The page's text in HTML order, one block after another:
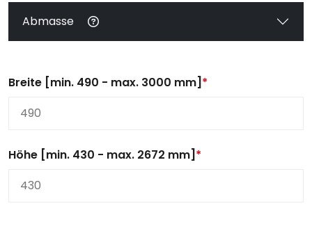
Abmasse
Breite [min. 490 - max. 3000 mm] *
Höhe [min. 430 - max. 2672 mm] *